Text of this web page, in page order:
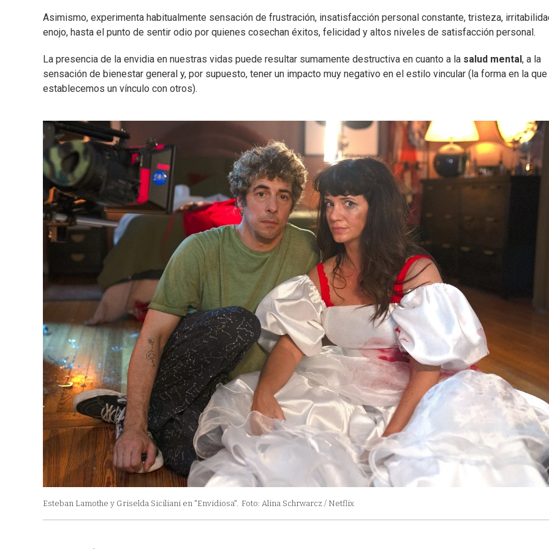
Asimismo, experimenta habitualmente sensación de frustración, insatisfacción personal constante, tristeza,
enojo, hasta el punto de sentir odio por quienes cosechan éxitos, felicidad y altos niveles de satisfacción personal.
La presencia de la envidia en nuestras vidas puede resultar sumamente destructiva en cuanto a la salud mental , a la
sensación de bienestar general y, por supuesto, tener un impacto muy negativo en el estilo vincular (la forma en la que
establecemos un vínculo con otros).
Esteban Lamothe y Griselda Siciliani en "Envidiosa". Foto: Alina Schrwarcz / Netflix